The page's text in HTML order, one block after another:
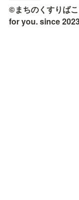
©まちのくすりば
for you. since